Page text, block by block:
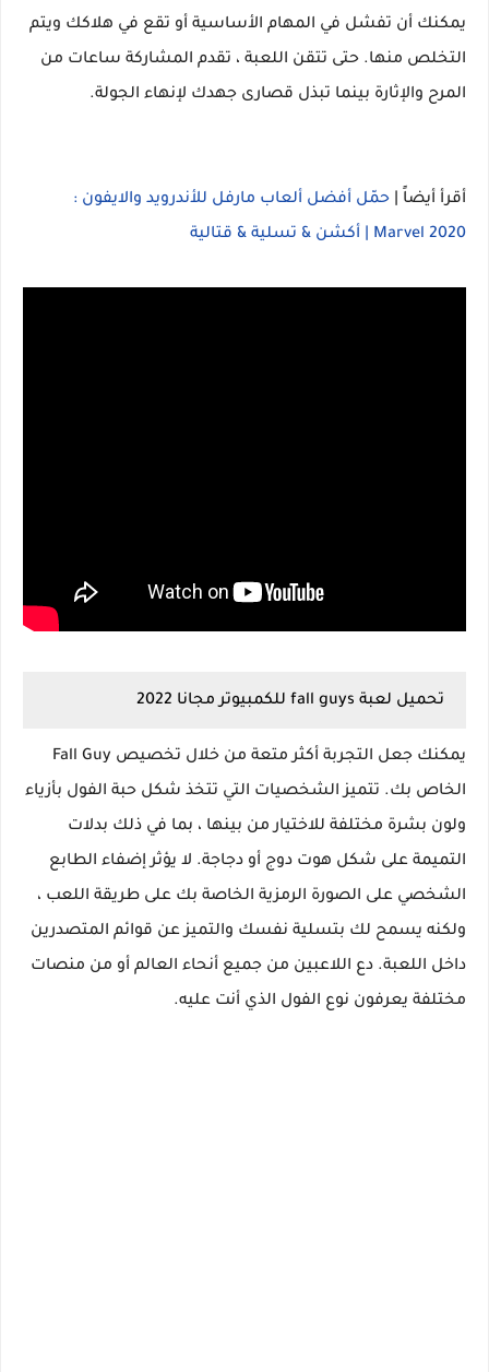
يمكنك أن تفشل في المهام الأساسية أو تقع في هلاكك ويتم
التخلص منها. حتى تتقن اللعبة ، تقدم المشاركة ساعات من
المرح والإثارة بينما تبذل قصارى جهدك لإنهاء الجولة.
أقرأ أيضاً | حمّل أفضل ألعاب مارفل للأندرويد والايفون :
Marvel 2020 | أكشن & تسلية & قتالية
تحميل لعبة fall guys للكمبيوتر مجانا 2022
يمكنك جعل التجربة أكثر متعة من خلال تخصيص Fall Guy
الخاص بك. تتميز الشخصيات التي تتخذ شكل حبة الفول بأزياء
ولون بشرة مختلفة للاختيار من بينها ، بما في ذلك بدلات
التميمة على شكل هوت دوج أو دجاجة. لا يؤثر إضفاء الطابع
الشخصي على الصورة الرمزية الخاصة بك على طريقة اللعب ،
ولكنه يسمح لك بتسلية نفسك والتميز عن قوائم المتصدرين
داخل اللعبة. دع اللاعبين من جميع أنحاء العالم أو من منصات
مختلفة يعرفون نوع الفول الذي أنت عليه.